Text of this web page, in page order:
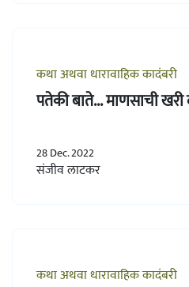
कथा अथवा धारावाहिक कादंबरी
पतेकी बाते... माणसाची
28 Dec. 2022
संजीव लाटकर
कथा अथवा धारावाहिक कादंबरी